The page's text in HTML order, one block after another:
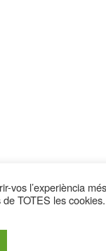
vos l’experiència
TOTES les